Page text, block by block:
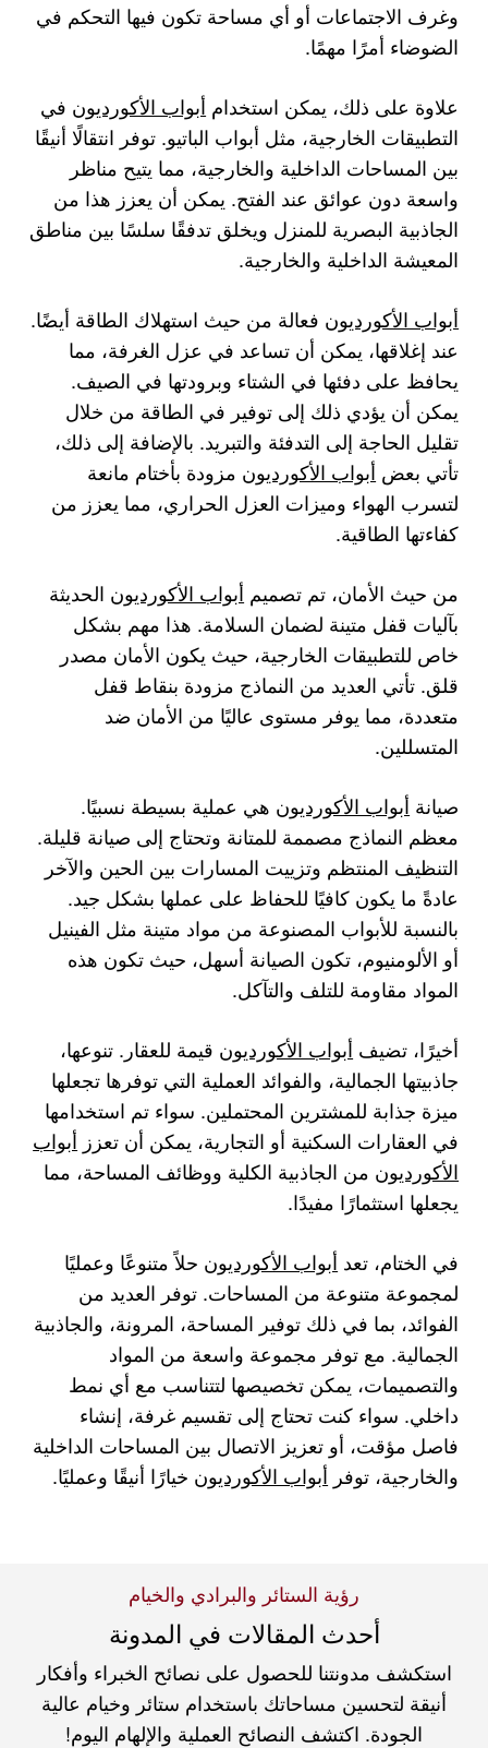
وغرف الاجتماعات أو أي مساحة تكون فيها التحكم في
الضوضاء أمرًا مهمًا.
علاوة على ذلك، يمكن استخدام أبواب الأكورديون في
التطبيقات الخارجية، مثل أبواب الباتيو. توفر انتقالًا أنيقًا
بين المساحات الداخلية والخارجية، مما يتيح مناظر
واسعة دون عوائق عند الفتح. يمكن أن يعزز هذا من
الجاذبية البصرية للمنزل ويخلق تدفقًا سلسًا بين مناطق
المعيشة الداخلية والخارجية.
أبواب الأكورديون فعالة من حيث استهلاك الطاقة أيضًا.
عند إغلاقها، يمكن أن تساعد في عزل الغرفة، مما
يحافظ على دفئها في الشتاء وبرودتها في الصيف.
يمكن أن يؤدي ذلك إلى توفير في الطاقة من خلال
تقليل الحاجة إلى التدفئة والتبريد. بالإضافة إلى ذلك،
تأتي بعض أبواب الأكورديون مزودة بأختام مانعة
لتسرب الهواء وميزات العزل الحراري، مما يعزز من
كفاءتها الطاقية.
من حيث الأمان، تم تصميم أبواب الأكورديون الحديثة
بآليات قفل متينة لضمان السلامة. هذا مهم بشكل
خاص للتطبيقات الخارجية، حيث يكون الأمان مصدر
قلق. تأتي العديد من النماذج مزودة بنقاط قفل
متعددة، مما يوفر مستوى عاليًا من الأمان ضد
المتسللين.
صيانة أبواب الأكورديون هي عملية بسيطة نسبيًا.
معظم النماذج مصممة للمتانة وتحتاج إلى صيانة قليلة.
التنظيف المنتظم وتزييت المسارات بين الحين والآخر
عادةً ما يكون كافيًا للحفاظ على عملها بشكل جيد.
بالنسبة للأبواب المصنوعة من مواد متينة مثل الفينيل
أو الألومنيوم، تكون الصيانة أسهل، حيث تكون هذه
المواد مقاومة للتلف والتآكل.
أخيرًا، تضيف أبواب الأكورديون قيمة للعقار. تنوعها،
جاذبيتها الجمالية، والفوائد العملية التي توفرها تجعلها
ميزة جذابة للمشترين المحتملين. سواء تم استخدامها
في العقارات السكنية أو التجارية، يمكن أن تعزز أبواب
الأكورديون من الجاذبية الكلية ووظائف المساحة، مما
يجعلها استثمارًا مفيدًا.
في الختام، تعد أبواب الأكورديون حلاً متنوعًا وعمليًا
لمجموعة متنوعة من المساحات. توفر العديد من
الفوائد، بما في ذلك توفير المساحة، المرونة، والجاذبية
الجمالية. مع توفر مجموعة واسعة من المواد
والتصميمات، يمكن تخصيصها لتتناسب مع أي نمط
داخلي. سواء كنت تحتاج إلى تقسيم غرفة، إنشاء
فاصل مؤقت، أو تعزيز الاتصال بين المساحات الداخلية
والخارجية، توفر أبواب الأكورديون خيارًا أنيقًا وعمليًا.
رؤية الستائر والبرادي والخيام
أحدث المقالات في المدونة
استكشف مدونتنا للحصول على نصائح الخبراء وأفكار
أنيقة لتحسين مساحاتك باستخدام ستائر وخيام عالية
الجودة. اكتشف النصائح العملية والإلهام اليوم!